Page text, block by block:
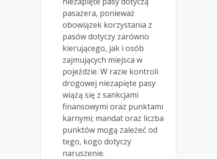
pasażera, ponieważ
obowiązek korzystania z
pasów dotyczy zarówno
kierującego, jak i osób
zajmujących miejsca w
pojeździe. W razie kontroli
drogowej niezapięte pasy
wiążą się z sankcjami
finansowymi oraz punktami
karnymi; mandat oraz liczba
punktów mogą zależeć od
tego, kogo dotyczy
naruszenie.